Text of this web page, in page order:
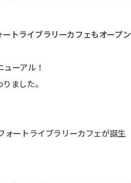
トライブラリーカフェもオープン
ーアル！
ました。
ォートライブラリーカフェが誕生